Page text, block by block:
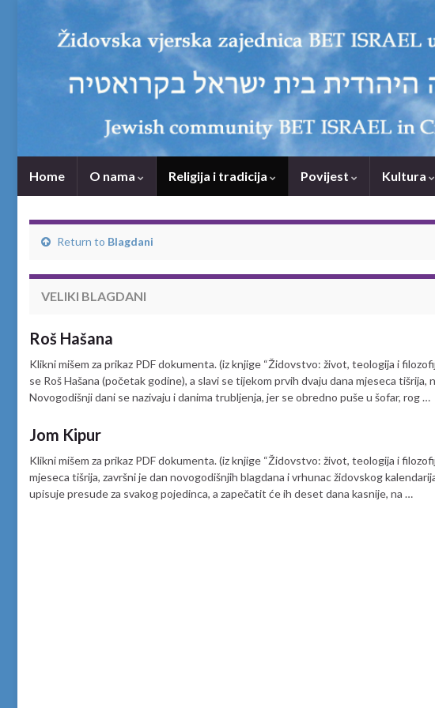
Home O nama Religija i tradicija Povijest Kultura
Return to Blagdani
VELIKI BLAGDANI
Roš Hašana
Klikni mišem za prikaz PDF dokumenta. (iz knjige “Židovstvo: život, teologija i
se Roš Hašana (početak godine), a slavi se tijekom prvih dvaju dana mjeseca
Novogodišnji dani se nazivaju i danima trubljenja, jer se obredno puše u šofar, rog …
Jom Kipur
Klikni mišem za prikaz PDF dokumenta. (iz knjige “Židovstvo: život, teologija i
mjeseca tišrija, završni je dan novogodišnjih blagdana i vrhunac židovskog
upisuje presude za svakog pojedinca, a zapečatit će ih deset dana kasnije, na …